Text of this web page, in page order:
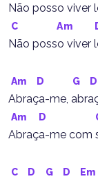
Não posso viver
C Am
Não posso viver
Am D G D
Abraça-me,
Am D
Abraça-me com
C D G D Em